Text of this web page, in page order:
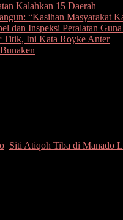
Kalahkan 15 Daerah
“Kasihan Masyarakat
dan Inspeksi Peralatan
Titik, Ini Kata Royke Anter
Siti Atiqoh Tiba di Manado